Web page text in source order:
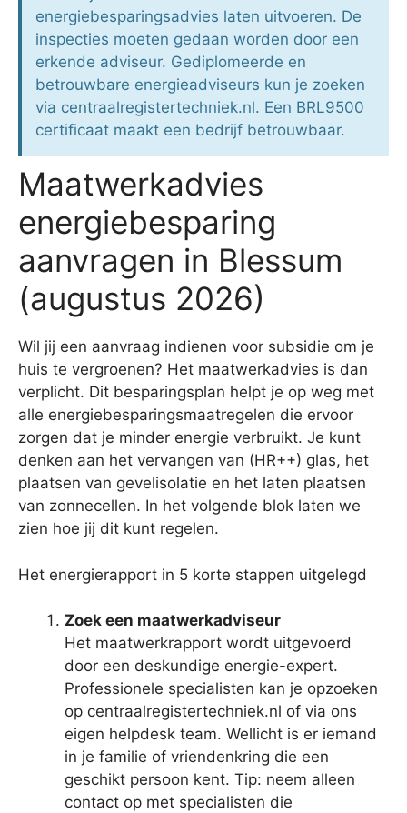
energiebesparingsadvies laten uitvoeren. De
inspecties moeten gedaan worden door een
erkende adviseur. Gediplomeerde en
betrouwbare energieadviseurs kun je zoeken
via centraalregistertechniek.nl. Een BRL9500
certificaat maakt een bedrijf betrouwbaar.
Maatwerkadvies
energiebesparing
aanvragen in Blessum
(augustus 2026)
Wil jij een aanvraag indienen voor subsidie om je
huis te vergroenen? Het maatwerkadvies is dan
verplicht. Dit besparingsplan helpt je op weg met
alle energiebesparingsmaatregelen die ervoor
zorgen dat je minder energie verbruikt. Je kunt
denken aan het vervangen van (HR++) glas, het
plaatsen van gevelisolatie en het laten plaatsen
van zonnecellen. In het volgende blok laten we
zien hoe jij dit kunt regelen.
Het energierapport in 5 korte stappen uitgelegd
Zoek een maatwerkadviseur
Het maatwerkrapport wordt uitgevoerd
door een deskundige energie-expert.
Professionele specialisten kan je opzoeken
op centraalregistertechniek.nl of via ons
eigen helpdesk team. Wellicht is er iemand
in je familie of vriendenkring die een
geschikt persoon kent. Tip: neem alleen
contact op met specialisten die